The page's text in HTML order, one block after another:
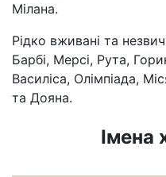
Мілана.
Рідко вживані та
Барбі, Мерсі, Рута,
Василіса, Олімпіада,
та Дояна.
Імена